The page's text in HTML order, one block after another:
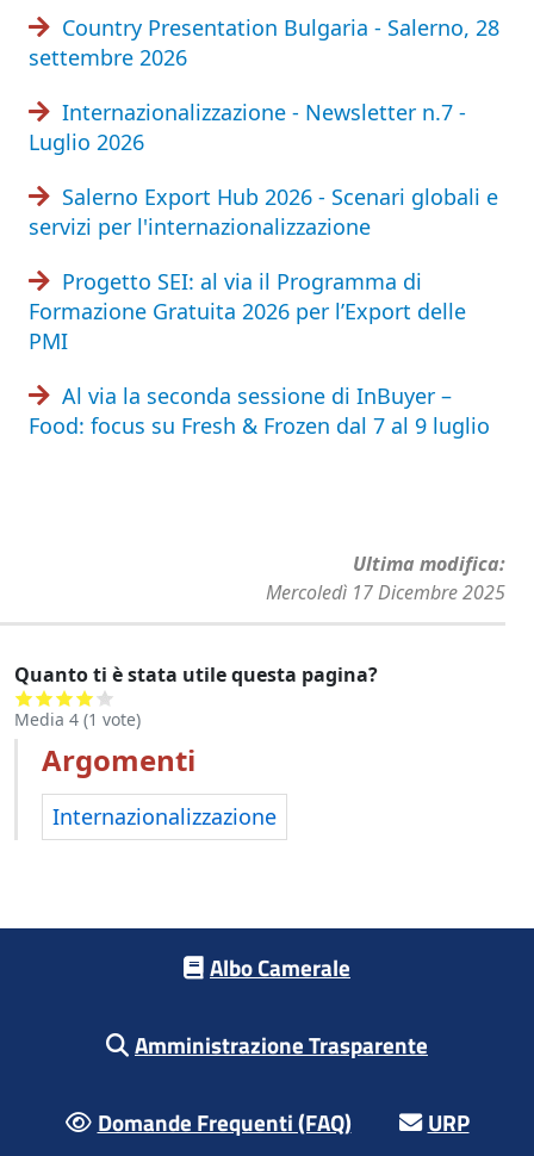
Country Presentation Bulgaria - Salerno, 28
settembre 2026
Internazionalizzazione - Newsletter n.7 -
Luglio 2026
Salerno Export Hub 2026 - Scenari globali e
servizi per l'internazionalizzazione
Progetto SEI: al via il Programma di
Formazione Gratuita 2026 per l’Export delle
PMI
Al via la seconda sessione di InBuyer –
Food: focus su Fresh & Frozen dal 7 al 9 luglio
Ultima modifica
Mercoledì 17 Dicembre 2025
Quanto ti è stata utile questa pagina?
Media 4 (1 vote)
Argomenti
Internazionalizzazione
Albo Camerale
Amministrazione Trasparente
Domande Frequenti (FAQ) URP